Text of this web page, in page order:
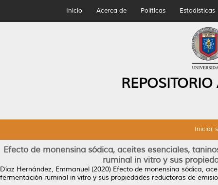
Inicio Acerca de Políticas Estadísticas
Iniciar
Efecto de monensina sódica, aceites esenciales,
ruminal in vitro y sus
Díaz Hernández, Emmanuel (2020) Efecto de monensina sódica,
fermentación ruminal in vitro y sus propiedades reductoras de